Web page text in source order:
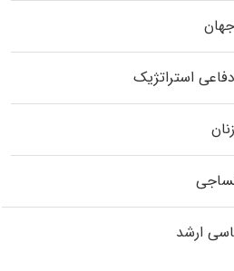
استراتژیک
ارشد